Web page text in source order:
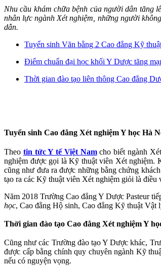
Nhu cầu khám chữa bệnh của người dân tăng
nhân lực ngành Xét nghiệm, những người
dẫn.
Tuyển sinh Văn bằng 2 Cao đẳng Kỹ
Điểm chuẩn đại học khối Y Dược tăng
Thời gian đào tạo liên thông Cao đẳng
Tuyển sinh Cao đẳng Xét nghiệm Y học Hà
Theo tin tức Y tế Việt Namcho biết ngành
nghiệm được gọi là Kỹ thuật viên Xét nghiệm.
cũng như đưa ra được những bằng chứng
tạo ra các Kỹ thuật viên Xét nghiệm giỏi là điều
Năm 2018 Trường Cao đẳng Y Dược Pasteur
học, Cao đẳng Hộ sinh, Cao đẳng Kỹ thuật
Thời gian đào tạo Cao đẳng Xét nghiệm Y
Cũng như các Trường đào tạo Y Dược khác,
được cấp bằng chính quy chuyên ngành Kỹ
nếu có nguyện vọng.